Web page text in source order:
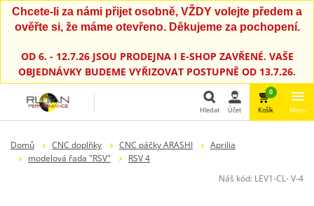
Chcete-li za námi přijet osobně, VŽDY volejte předem a
ověřte si, že máme otevřeno. Děkujeme za pochopení.
OD 6. - 12.7.26 JSOU PRODEJNA I E-SHOP ZAVŘENÉ. VAŠE
OBJEDNÁVKY BUDEME VYŘIZOVAT POSTUPNĚ OD 13.7.26.
Hledat Účet
0
Košík Menu
Domů CNC doplňky CNC páčky ARASHI
Aprilia
modelová řada "RSV"
RSV 4
Náš kód: LEV1-CL- V-4